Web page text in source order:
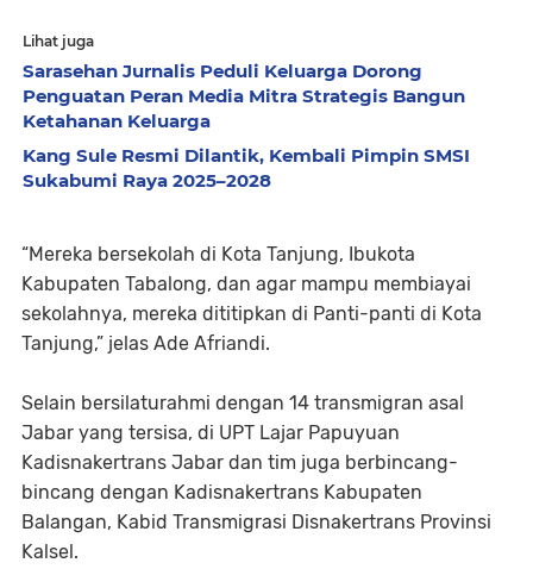
Lihat juga
Sarasehan Jurnalis Peduli Keluarga Dorong
Penguatan Peran Media Mitra Strategis Bangun
Ketahanan Keluarga
Kang Sule Resmi Dilantik, Kembali Pimpin SMSI
Sukabumi Raya 2025–2028
“Mereka bersekolah di Kota Tanjung, Ibukota
Kabupaten Tabalong, dan agar mampu membiayai
sekolahnya, mereka dititipkan di Panti-panti di Kota
Tanjung,” jelas Ade Afriandi.
Selain bersilaturahmi dengan 14 transmigran asal
Jabar yang tersisa, di UPT Lajar Papuyuan
Kadisnakertrans Jabar dan tim juga berbincang-
bincang dengan Kadisnakertrans Kabupaten
Balangan, Kabid Transmigrasi Disnakertrans Provinsi
Kalsel.